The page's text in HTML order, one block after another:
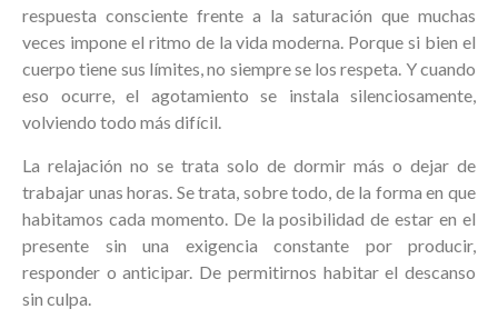
respuesta consciente frente a la saturación que muchas
veces impone el ritmo de la vida moderna. Porque si bien el
cuerpo tiene sus límites, no siempre se los respeta. Y cuando
eso ocurre, el agotamiento se instala silenciosamente,
volviendo todo más difícil.
La relajación no se trata solo de dormir más o dejar de
trabajar unas horas. Se trata, sobre todo, de la forma en que
habitamos cada momento. De la posibilidad de estar en el
presente sin una exigencia constante por producir,
responder o anticipar. De permitirnos habitar el descanso
sin culpa.